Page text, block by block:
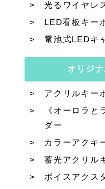
光るワイヤレ
LED看板キー
電池式LEDキ
オリジ
アクリルキー
《オーロラと
ダー
カラーアクキ
蓄光アクリル
ボイスアクス